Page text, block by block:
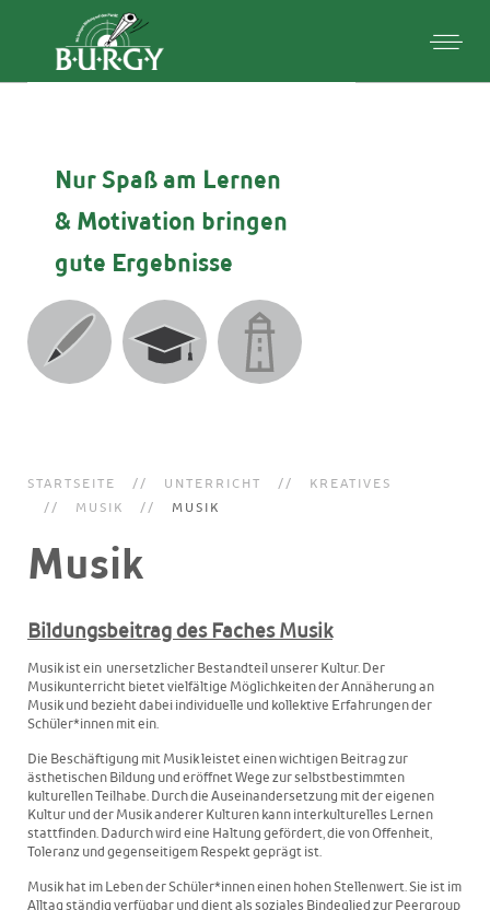
Nur Spaß am Lernen
& Motivation bringen
gute Ergebnisse
STARTSEITE UNTERRICHT
KREATIVES
MUSIK
MUSIK
Musik
Bildungsbeitrag des Faches Musik
Musik ist ein unersetzlicher Bestandteil unserer Kultur. Der
Musikunterricht bietet vielfältige Möglichkeiten der Annäherung an
Musik und bezieht dabei individuelle und kollektive Erfahrungen der
Schüler*innen mit ein.
Die Beschäftigung mit Musik leistet einen wichtigen Beitrag zur
ästhetischen Bildung und eröffnet Wege zur selbstbestimmten
kulturellen Teilhabe. Durch die Auseinandersetzung mit der eigenen
Kultur und der Musik anderer Kulturen kann interkulturelles Lernen
stattfinden. Dadurch wird eine Haltung gefördert, die von Offenheit,
Toleranz und gegenseitigem Respekt geprägt ist.
Musik hat im Leben der Schüler*innen einen hohen Stellenwert. Sie ist im
Alltag ständig verfügbar und dient als soziales Bindeglied zur Peergroup